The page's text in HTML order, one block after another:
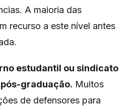
A maioria das
recurso a este nível antes
estudantil ou sindicato
graduação. Muitos
de defensores para